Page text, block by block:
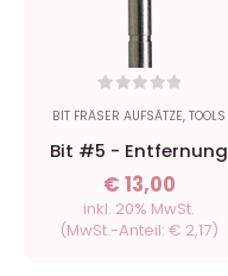
BIT FRÄSER AUFSÄTZE, TOOLS
Bit #5 - Entfernung
alter Hautschichten
mittel - 4 mm
€ 13,00
inkl. 20% MwSt.
(MwSt.-Anteil: € 2,17)